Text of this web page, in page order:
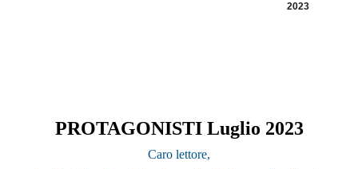
2023
PROTAGONISTI Luglio 2023
Caro lettore,